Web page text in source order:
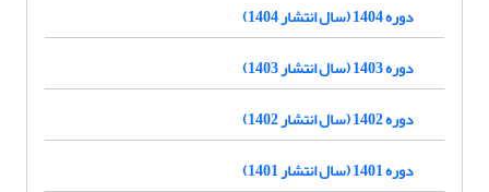
دوره 1404 (سال انتشار 1404)
دوره 1403 (سال انتشار 1403)
دوره 1402 (سال انتشار 1402)
دوره 1401 (سال انتشار 1401)